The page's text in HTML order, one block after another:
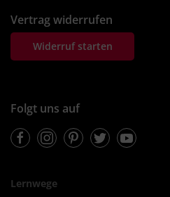
Vertrag widerrufen
Widerruf starten
Folgt uns auf
FacebookInstagramPinterestTwitterYoutube
Lernwege